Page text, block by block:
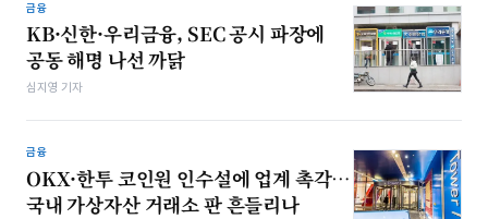
금융
KB·신한·우리금융, SEC 공시 파장에
공동 해명 나선 까닭
심지영 기자
금융
OKX·한투 코인원 인수설에 업계 촉각…
국내 가상자산 거래소 판 흔들리나